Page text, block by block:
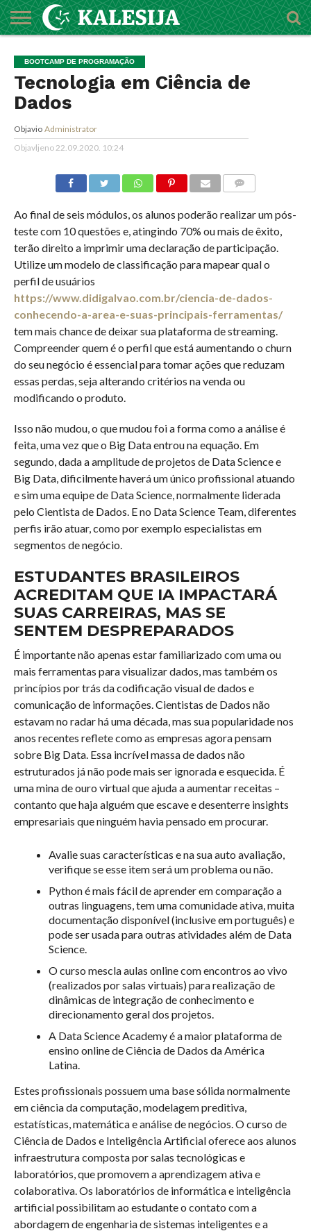
O
MEDŽLISU
DŽEMATI
IMAMI
MEKTEBSKI
CENTAR
VIJESTI
HUTBE
NAJAVE
KALENDAR
KONTAKT
BOOTCAMP DE PROGRAMAÇÃO
Tecnologia em Ciência de
Dados
Objavio Administrator
Objavljeno22.09.2020. 10:24
Ao final de seis módulos, os alunos poderão realizar um pós-
teste com 10 questões e, atingindo 70% ou mais de êxito,
terão direito a imprimir uma declaração de participação.
Utilize um modelo de classificação para mapear qual o
perfil de usuários
https://www.didigalvao.com.br/ciencia-de-dados-
conhecendo-a-area-e-suas-principais-ferramentas/
tem mais chance de deixar sua plataforma de streaming.
Compreender quem é o perfil que está aumentando o churn
do seu negócio é essencial para tomar ações que reduzam
essas perdas, seja alterando critérios na venda ou
modificando o produto.
Isso não mudou, o que mudou foi a forma como a análise é
feita, uma vez que o Big Data entrou na equação. Em
segundo, dada a amplitude de projetos de Data Science e
Big Data, dificilmente haverá um único profissional atuando
e sim uma equipe de Data Science, normalmente liderada
pelo Cientista de Dados. E no Data Science Team, diferentes
perfis irão atuar, como por exemplo especialistas em
segmentos de negócio.
ESTUDANTES BRASILEIROS
ACREDITAM QUE IA IMPACTARÁ
SUAS CARREIRAS, MAS SE
SENTEM DESPREPARADOS
É importante não apenas estar familiarizado com uma ou
mais ferramentas para visualizar dados, mas também os
princípios por trás da codificação visual de dados e
comunicação de informações. Cientistas de Dados não
estavam no radar há uma década, mas sua popularidade nos
anos recentes reflete como as empresas agora pensam
sobre Big Data. Essa incrível massa de dados não
estruturados já não pode mais ser ignorada e esquecida. É
uma mina de ouro virtual que ajuda a aumentar receitas –
contanto que haja alguém que escave e desenterre insights
empresariais que ninguém havia pensado em procurar.
Avalie suas características e na sua auto avaliação,
verifique se esse item será um problema ou não.
Python é mais fácil de aprender em comparação a
outras linguagens, tem uma comunidade ativa, muita
documentação disponível (inclusive em português) e
pode ser usada para outras atividades além de Data
Science.
O curso mescla aulas online com encontros ao vivo
(realizados por salas virtuais) para realização de
dinâmicas de integração de conhecimento e
direcionamento geral dos projetos.
A Data Science Academy é a maior plataforma de
ensino online de Ciência de Dados da América
Latina.
Estes profissionais possuem uma base sólida normalmente
em ciência da computação, modelagem preditiva,
estatísticas, matemática e análise de negócios. O curso de
Ciência de Dados e Inteligência Artificial oferece aos alunos
infraestrutura composta por salas tecnológicas e
laboratórios, que promovem a aprendizagem ativa e
colaborativa. Os laboratórios de informática e inteligência
artificial possibilitam ao estudante o contato com a
abordagem de engenharia de sistemas inteligentes e a